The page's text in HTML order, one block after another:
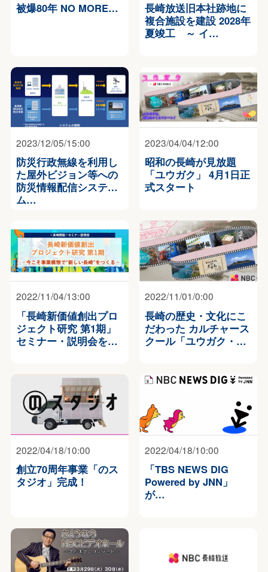
被爆80年 NO MORE…
長崎放送旧本社跡地に
複合施設を建設 2028年
夏竣工 ～ イ…
2023/12/05/15:00
防災行政無線を利用し
た屋外ビジョン等への
防災情報配信システ
ム…
2023/04/04/12:00
昭和の長崎が見放題
「ユウガク」 4月1日正
式スタート
2022/11/04/13:00
「長崎新価値創出プロ
ジェクト研究 第1期」
セミナー・説明会を…
2022/11/01/0:00
長崎の歴史・文化にこ
だわった カルチャース
クール「ユウガク・…
2022/04/18/10:00
創立70周年事業「のス
タジオ」完成！
2022/04/18/10:00
「TBS NEWS DIG
Powered by JNN」
が…